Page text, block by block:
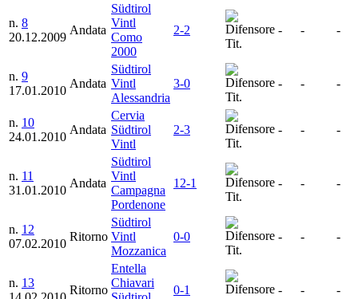
n. 8
20.12.2009
Andata
Südtirol
Vintl
Como
2000
2-2
Tit.
- - -
n. 9
17.01.2010
Andata
Südtirol
Vintl
Alessandria
3-0
Tit.
- - -
n. 10
24.01.2010
Andata
Cervia
Südtirol
Vintl
2-3
Tit.
- - -
n. 11
31.01.2010
Andata
Südtirol
Vintl
Campagna
Pordenone
12-1
Tit.
- - -
n. 12
07.02.2010
Ritorno
Südtirol
Vintl
Mozzanica
0-0
Tit.
- - -
n. 13
Ritorno
Entella
Chiavari
0-1
- - -